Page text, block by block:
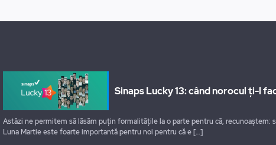
Sinaps Lucky 13: când norocul ți-l
Astăzi ne permitem să lăsăm puțin formalitățile la o parte pentru că, recunoaștem:
Luna Martie este foarte importantă pentru noi pentru că e[…]